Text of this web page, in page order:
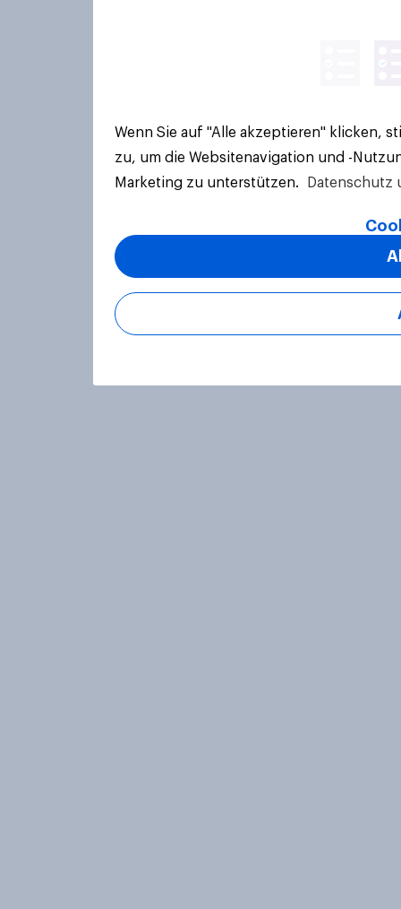
Wenn Sie auf "Alle akzeptieren" klicken,
zu, um die Websitenavigation und -
Marketing zu unterstützen.
Datenschutz